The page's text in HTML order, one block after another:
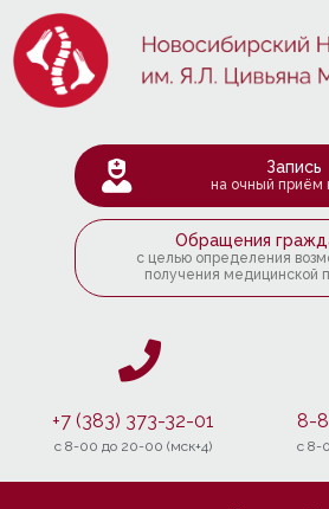
Запись
на очный приём
Обращения
с целью определения
получения медицинской
+7 (383) 373-32-01
c 8-00 до 20-00 (мск+4)
8-
c 8-